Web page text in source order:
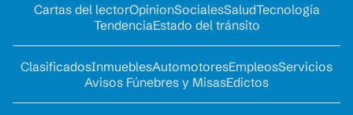
Cartas del lectorOpinionSocialesSaludTecnología
TendenciaEstado del tránsito
ClasificadosInmueblesAutomotoresEmpleosServicios
Avisos Fúnebres y MisasEdictos